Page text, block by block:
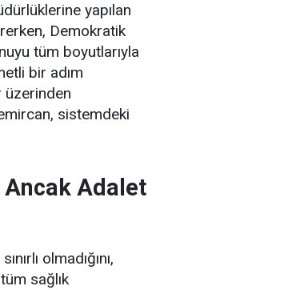
yapılan
Demokratik
tüm boyutlarıyla
bir adım
üzerinden
sistemdeki
Ancak Adalet
olmadığını,
sağlık